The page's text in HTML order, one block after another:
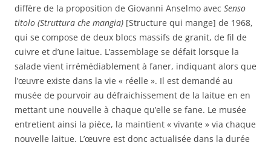
diffère de la proposition de Giovanni Anselmo avec Senso
titolo (Struttura che mangia) [Structure qui mange] de 1968,
qui se compose de deux blocs massifs de granit, de fil de
cuivre et d’une laitue. L’assemblage se défait lorsque la
salade vient irrémédiablement à faner, indiquant alors que
l’œuvre existe dans la vie « réelle ». Il est demandé au
musée de pourvoir au défraichissement de la laitue en en
mettant une nouvelle à chaque qu’elle se fane. Le musée
entretient ainsi la pièce, la maintient « vivante » via chaque
nouvelle laitue. L’œuvre est donc actualisée dans la durée